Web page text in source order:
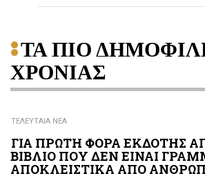
ΤΑ ΠΙΟ
ΧΡΟΝΙΑΣ
ΤΕΛΕΥΤΑΙΑ ΝΕΑ
ΓΙΑ ΠΡΩΤΗ ΦΟΡΑ ΕΚΔΟΤΗΣ
ΒΙΒΛΙΟ ΠΟΥ ΔΕΝ ΕΙΝΑΙ
ΑΠΟΚΛΕΙΣΤΙΚΑ ΑΠΟ